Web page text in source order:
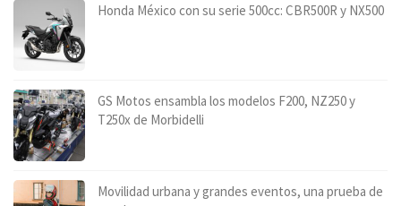
Honda México con su serie 500cc: CBR500R y NX500
GS Motos ensambla los modelos F200, NZ250 y
T250x de Morbidelli
Movilidad urbana y grandes eventos, una prueba de